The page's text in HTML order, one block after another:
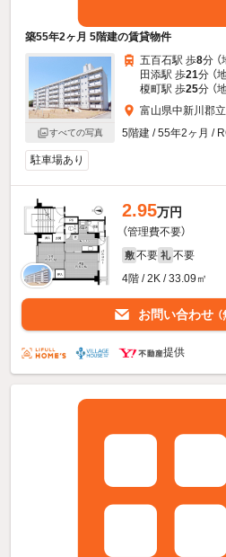
築55年2ヶ月 5階建の賃貸物件
すべての写真
五百石駅 歩8分 （
田添駅 歩21分 （
榎町駅 歩25分 （
富山県中新川郡
5階建 / 55年2ヶ月 /
駐車場あり
2.95万円
（管理費不要）
敷 不要 礼 不要
4階 / 2K / 33.09㎡
お問い合わせ
提供